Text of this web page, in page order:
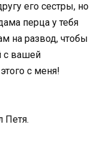
его сестры, но
перца у тебя
на развод, чтобы
с вашей
с меня!
Петя.